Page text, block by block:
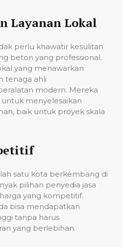
Layanan Lokal
perlu khawatir kesulitan
beton yang professional.
yang menawarkan
tenaga ahli
modern. Mereka
menyelesaikan
baik untuk proyek skala
satu kota berkembang di
pilihan penyedia jasa
yang kompetitif.
bisa mendapatkan
tanpa harus
yang berlebihan.